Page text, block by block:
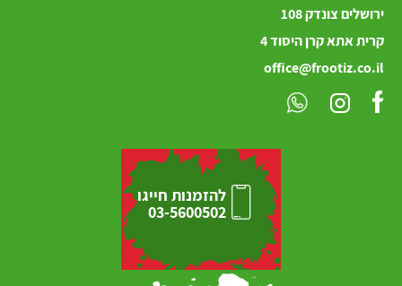
ירושליםצונדק
קרית אתא קרן היסוד 4
office@frootiz.co.il
להזמנות חייגו
03-5600502